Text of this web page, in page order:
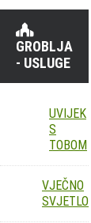
GROBLJA
- USLUGE
UVIJEK
S
TOBOM
VJEČNO
SVJETLO